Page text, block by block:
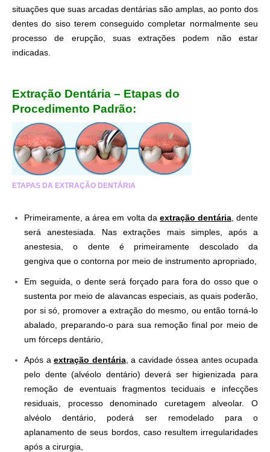
situações que suas arcadas dentárias são amplas, ao ponto dos
dentes do siso terem conseguido completar normalmente seu
processo de erupção, suas extrações podem não estar
indicadas.
Extração Dentária – Etapas do
Procedimento Padrão:
ETAPAS DA EXTRAÇÃO DENTÁRIA
Primeiramente, a área em volta da extração dentária, dente
será anestesiada. Nas extrações mais simples, após a
anestesia, o dente é primeiramente descolado da
gengiva que o contorna por meio de instrumento apropriado,
Em seguida, o dente será forçado para fora do osso que o
sustenta por meio de alavancas especiais, as quais poderão,
por si só, promover a extração do mesmo, ou então torná-lo
abalado, preparando-o para sua remoção final por meio de
um fórceps dentário,
Após a extração dentária, a cavidade óssea antes ocupada
pelo dente (alvéolo dentário) deverá ser higienizada para
remoção de eventuais fragmentos teciduais e infecções
residuais, processo denominado curetagem alveolar. O
alvéolo dentário, poderá ser remodelado para o
aplanamento de seus bordos, caso resultem irregularidades
após a cirurgia,